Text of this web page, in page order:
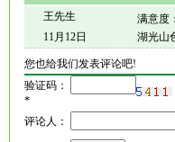
王先生
11月12日
满意度：
湖光山
您也给我们发表评论吧!
验证码：
*
评论人：